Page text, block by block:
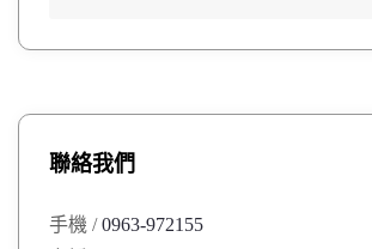
f聯絡我們
手機 /0963-972155